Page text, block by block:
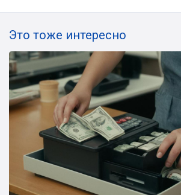
Это тоже интересно